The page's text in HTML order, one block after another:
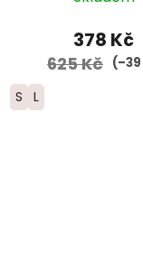
378 Kč
625 Kč
S L